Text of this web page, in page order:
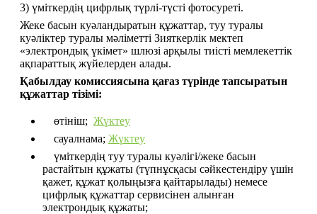
3) үміткердің цифрлық түрлі-түсті фотосуреті.
Жеке басын куәландыратын құжаттар, туу туралы
куәліктер туралы мәліметті Зияткерлік мектеп
«электрондық үкімет» шлюзі арқылы тиісті мемлекеттік
ақпараттық жүйелерден алады.
Қабылдау комиссиясына қағаз түрінде тапсыратын
құжаттар тізімі:
    өтініш;
Жүктеу
    сауалнама;
Жүктеу
растайтын құжаты (түпнұсқасы сәйкестендіру үшін
қажет, құжат қолыңызға қайтарылады) немесе
цифрлық құжаттар сервисінен алынған
электрондық құжаты;